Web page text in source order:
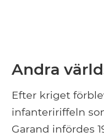
Andra
Efter kriget
infanteririffeln
Garand infördes